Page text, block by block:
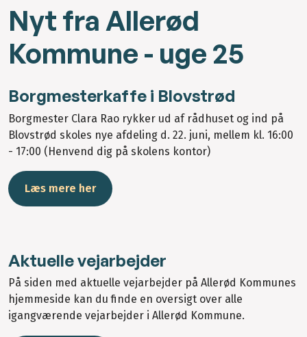
Nyt fra Allerød
Kommune - uge 25
Borgmesterkaffe i Blovstrød
Borgmester Clara Rao rykker ud af rådhuset og ind på
Blovstrød skoles nye afdeling d. 22. juni, mellem kl. 16:00
- 17:00 (Henvend dig på skolens kontor)
Læs mere her
Aktuelle vejarbejder
På siden med aktuelle vejarbejder på Allerød Kommunes
hjemmeside kan du finde en oversigt over alle
igangværende vejarbejder i Allerød Kommune.